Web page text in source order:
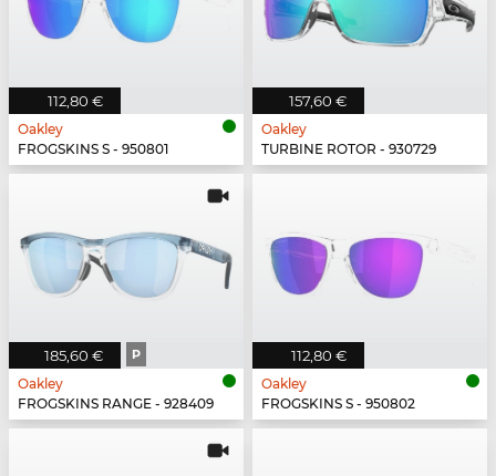
112,80 €
Oakley
FROGSKINS S - 950801
157,60 €
Oakley
TURBINE ROTOR - 930729
185,60 € P
Oakley
FROGSKINS RANGE - 928409
112,80 €
Oakley
FROGSKINS S - 950802